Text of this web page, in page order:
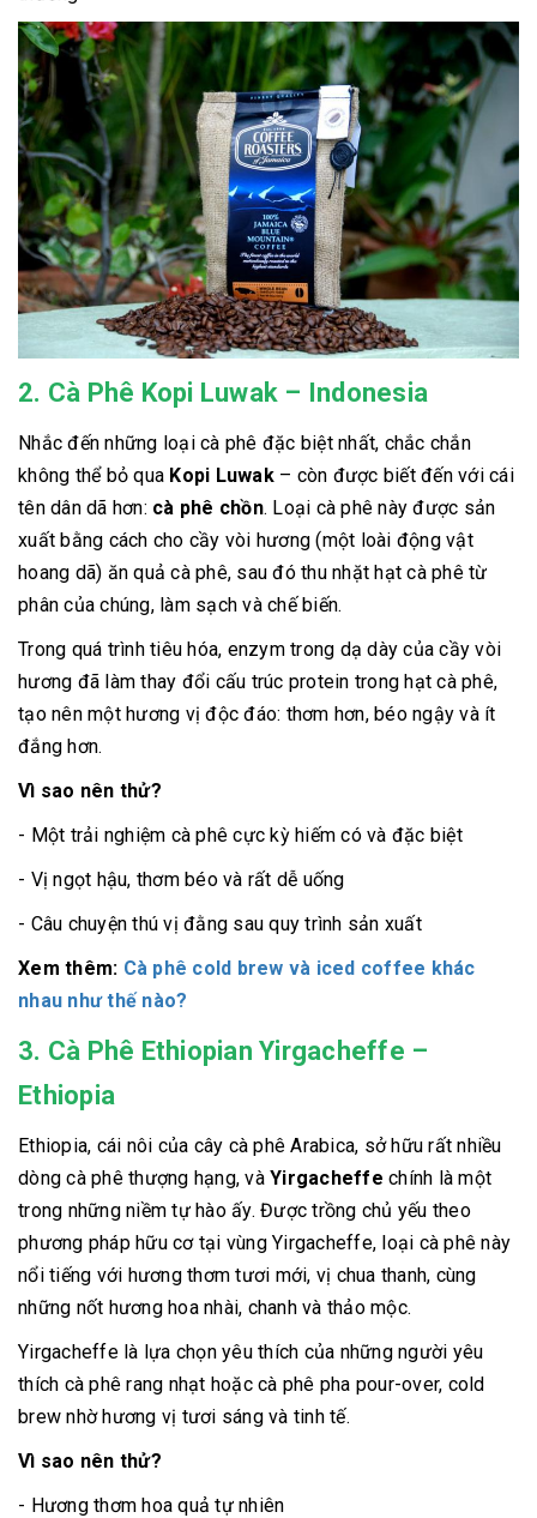
2. Cà Phê Kopi Luwak – Indonesia
Nhắc đến những loại cà phê đặc biệt nhất, chắc chắn
không thể bỏ qua Kopi Luwak– còn được biết đến với cái
tên dân dã hơn: cà phê chồn. Loại cà phê này được sản
xuất bằng cách cho cầy vòi hương (một loài động vật
hoang dã) ăn quả cà phê, sau đó thu nhặt hạt cà phê từ
phân của chúng, làm sạch và chế biến.
Trong quá trình tiêu hóa, enzym trong dạ dày của cầy vòi
hương đã làm thay đổi cấu trúc protein trong hạt cà phê,
tạo nên một hương vị độc đáo: thơm hơn, béo ngậy và ít
đắng hơn.
Vì sao nên thử?
- Một trải nghiệm cà phê cực kỳ hiếm có và đặc biệt
- Vị ngọt hậu, thơm béo và rất dễ uống
- Câu chuyện thú vị đằng sau quy trình sản xuất
Xem thêm: Cà phê cold brew và iced coffee khác
nhau như thế nào?
3. Cà Phê Ethiopian Yirgacheffe –
Ethiopia
Ethiopia, cái nôi của cây cà phê Arabica, sở hữu rất nhiều
dòng cà phê thượng hạng, và Yirgacheffe chính là một
trong những niềm tự hào ấy. Được trồng chủ yếu theo
phương pháp hữu cơ tại vùng Yirgacheffe, loại cà phê này
nổi tiếng với hương thơm tươi mới, vị chua thanh, cùng
những nốt hương hoa nhài, chanh và thảo mộc.
Yirgacheffe là lựa chọn yêu thích của những người yêu
thích cà phê rang nhạt hoặc cà phê pha pour-over, cold
brew nhờ hương vị tươi sáng và tinh tế.
Vì sao nên thử?
- Hương thơm hoa quả tự nhiên